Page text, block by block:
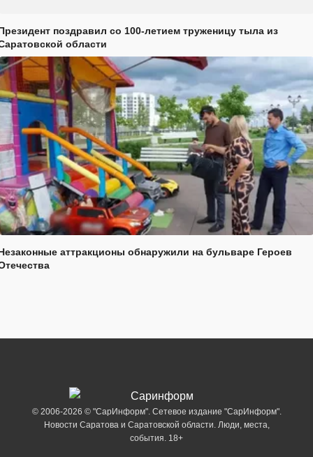
поздравил со 100-летием труженицу тыла из
области
аттракционы обнаружили на бульваре Героев
© 2006-2026 © "СарИнформ". Сетевое издание "СарИнформ".
Новости Саратова и Саратовской области. Люди, места,
события. 18+